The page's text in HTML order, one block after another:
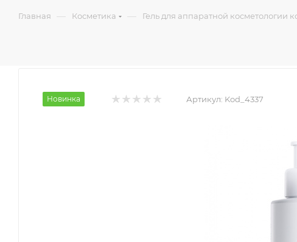
Главная — Косметика — Гель для аппаратной
Новинка Артикул: Kod_4337